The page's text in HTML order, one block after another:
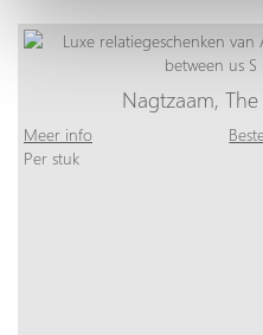
Nagtzaam, The
Meer info
Per stuk